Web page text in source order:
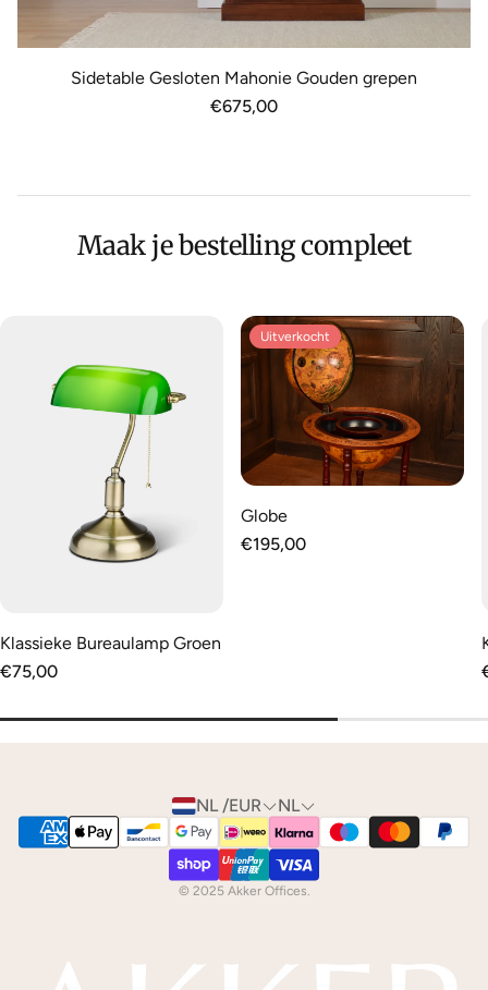
Sidetable Gesloten Mahonie Gouden grepen
Normale
€675,00
Maak je bestelling compleet
Klassieke Bureaulamp Groen
Normale
€75,00
Uitverkocht
Globe
Normale
€195,00
NL /EUR NL
© 2025 Akker Offices.